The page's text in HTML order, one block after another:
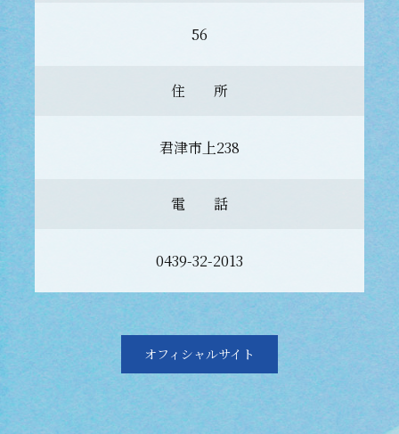
56
住 所
君津市上238
電 話
0439-32-2013
オフィシャルサイト